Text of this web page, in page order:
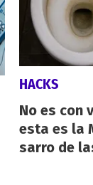
HACKS
No es con
esta es la
sarro de